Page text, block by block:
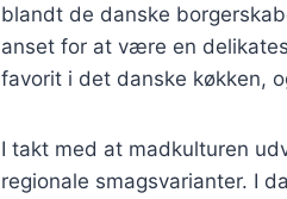
blandt de danske
anset for at være en
favorit i det danske køkken,
I takt med at madkulturen
regionale smagsvarianter. I